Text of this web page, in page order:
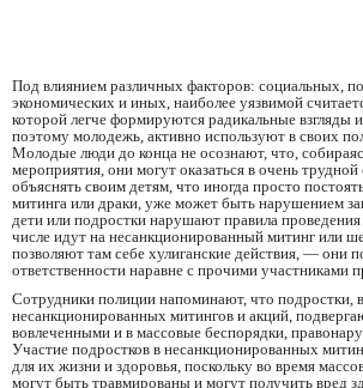
Под влиянием различных факторов: социальных,
экономических и иных, наиболее уязвимой
которой легче формируются радикальные взгляды
поэтому молодежь, активно используют в своих
Молодые люди до конца не осознают, что,
мероприятия, они могут оказаться в очень
объяснять своим детям, что иногда просто
митинга или драки, уже может быть нарушением
дети или подростки нарушают правила
числе идут на несанкционированный митинг или
позволяют там себе хулиганские действия, — они
ответственности наравне с прочими участниками
Сотрудники полиции напоминают, что подростки,
несанкционированных митингов и акций,
вовлеченными и в массовые беспорядки,
Участие подростков в несанкционированных
для их жизни и здоровья, поскольку во время
могут быть травмированы и могут получить вред